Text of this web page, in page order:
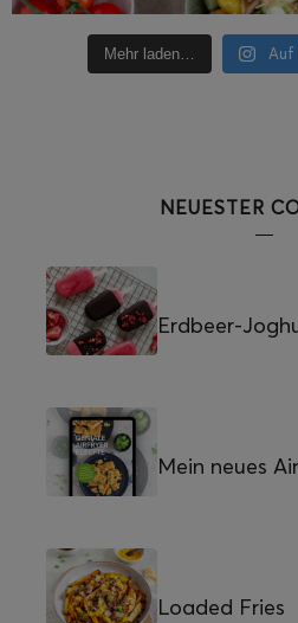
Mehr laden…
NEUESTER
Erdbeer-
Mein neues
Loaded Fries